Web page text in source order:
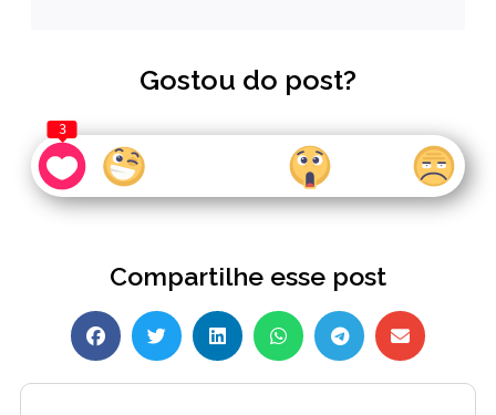
Gostou do post?
3
Compartilhe esse post